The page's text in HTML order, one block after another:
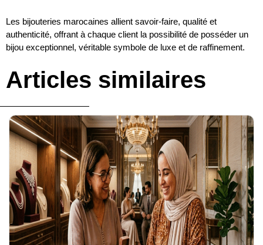
Les bijouteries marocaines allient savoir-faire, qualité et
authenticité, offrant à chaque client la possibilité de posséder un
bijou exceptionnel, véritable symbole de luxe et de raffinement.
Articles similaires